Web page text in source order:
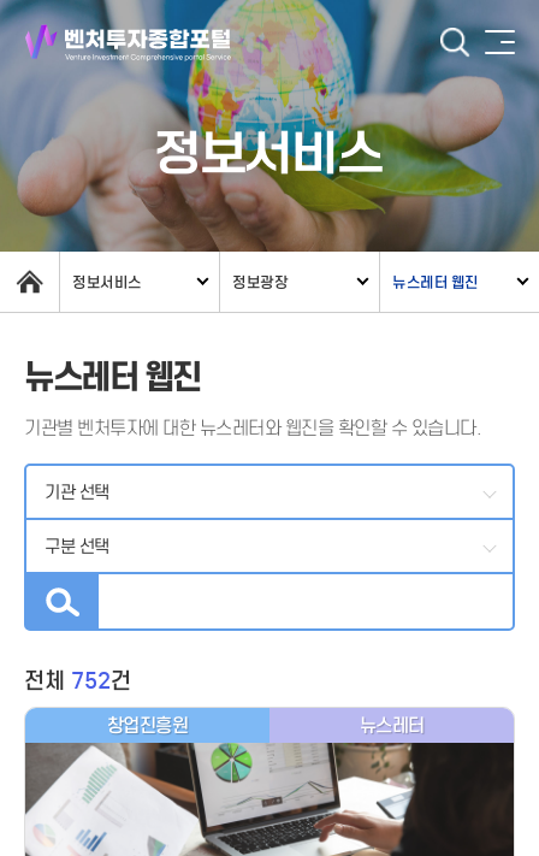
정보서비스
정보서비스 정보광장 뉴스레터 웹진
뉴스레터 웹진
기관별 벤처투자에 대한 뉴스레터와 웹진을 확인할 수 있습니다.
전체 752건
창업진흥원 뉴스레터